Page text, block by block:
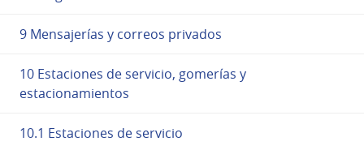
9 Mensajerías y correos privados
10 Estaciones de servicio, gomerías y
estacionamientos
10.1 Estaciones de servicio